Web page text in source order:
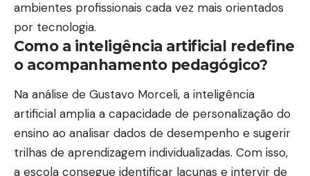
ambientes profissionais cada vez mais orientados
por tecnologia.
Como a inteligência artificial redefine
o acompanhamento pedagógico?
Na análise de Gustavo Morceli, a inteligência
artificial amplia a capacidade de personalização do
ensino ao analisar dados de desempenho e sugerir
trilhas de aprendizagem individualizadas. Com isso,
a escola consegue identificar lacunas e intervir de
Contents
Multitarefa e alternância: o que acontece na
prática
O custo cognitivo das trocas e a fragilidade da
Multitarefa, estresse e reatividade emocional
Estratégias para reduzir alternância e preservar
clareza
Continuar lendo
Como a agricultura tropical brasileira